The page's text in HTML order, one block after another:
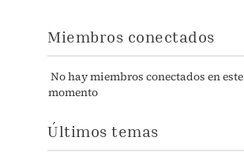
Miembros conectados
No hay miembros conectados en este
momento
Últimos temas